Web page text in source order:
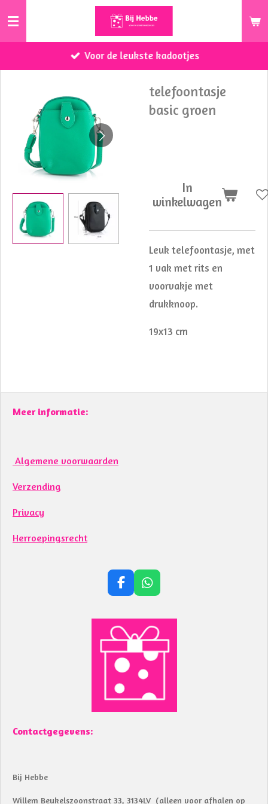
Ga
de
Voor de leukste kadootjes
telefoontasje
basic groen
In
winkelwagen
Leuk telefoontasje, met
1 vak met rits en
voorvakje met
drukknoop.
19x13 cm
Meer informatie:
Algemene voorwaarden
Verzending
Privacy
Herroepingsrecht
F
a
e
b
o
o
k
W
h
t
A
p
p
Contactgegevens:
Bij Hebbe
Willem Beukelszoonstraat 33, 3134LV (alleen voor afhalen op